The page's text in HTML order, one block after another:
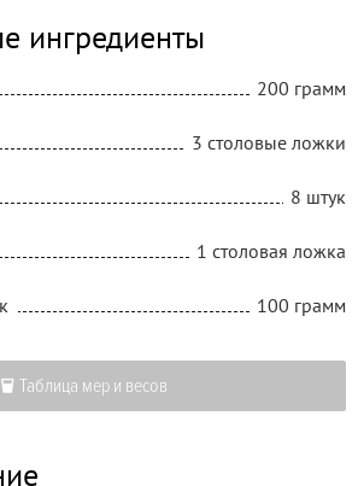
ингредиенты
200 грамм
3 столовые ложки
8 штук
1 столовая ложка
100 грамм
Таблица мер и весов